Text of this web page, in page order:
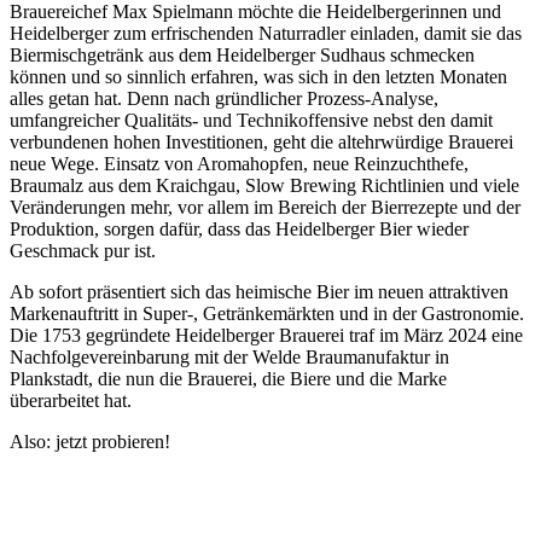
Brauereichef Max Spielmann möchte die Heidelbergerinnen und
Heidelberger zum erfrischenden Naturradler einladen, damit sie das
Biermischgetränk aus dem Heidelberger Sudhaus schmecken
können und so sinnlich erfahren, was sich in den letzten Monaten
alles getan hat. Denn nach gründlicher Prozess-Analyse,
umfangreicher Qualitäts- und Technikoffensive nebst den damit
verbundenen hohen Investitionen, geht die altehrwürdige Brauerei
neue Wege. Einsatz von Aromahopfen, neue Reinzuchthefe,
Braumalz aus dem Kraichgau, Slow Brewing Richtlinien und viele
Veränderungen mehr, vor allem im Bereich der Bierrezepte und der
Produktion, sorgen dafür, dass das Heidelberger Bier wieder
Geschmack pur ist.
Ab sofort präsentiert sich das heimische Bier im neuen attraktiven
Markenauftritt in Super-, Getränkemärkten und in der Gastronomie.
Die 1753 gegründete Heidelberger Brauerei traf im März 2024 eine
Nachfolgevereinbarung mit der Welde Braumanufaktur in
Plankstadt, die nun die Brauerei, die Biere und die Marke
überarbeitet hat.
Also: jetzt probieren!